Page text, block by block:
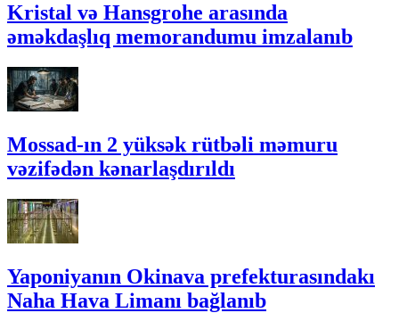
Kristal və Hansgrohe arasında
əməkdaşlıq memorandumu imzalanıb
Mossad-ın 2 yüksək rütbəli məmuru
vəzifədən kənarlaşdırıldı
Yaponiyanın Okinava prefekturasındakı
Naha Hava Limanı bağlanıb